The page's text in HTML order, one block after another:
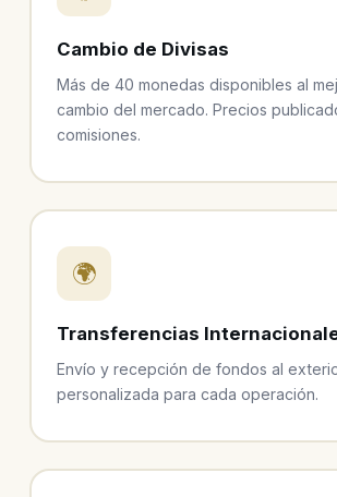
Cambio de Divisas
Más de 40 monedas disponibles al
cambio del mercado. Precios
comisiones.
🌍
Transferencias
Envío y recepción de fondos al
personalizada para cada operación.